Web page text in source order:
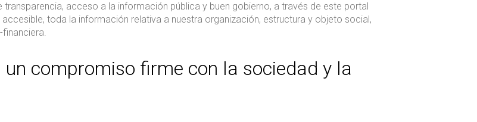
acceso a la información pública y buen gobierno, a través de este portal
toda la información relativa a nuestra organización, estructura y objeto social,
compromiso firme con la sociedad y la